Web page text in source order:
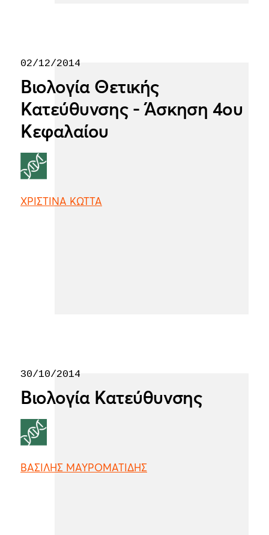
02/12/2014
Βιολογία Θετικής
Κατεύθυνσης - Άσκηση 4ου
Κεφαλαίου
ΧΡΙΣΤΙΝΑ ΚΩΤΤΑ
30/10/2014
Βιολογία Κατεύθυνσης
ΒΑΣΙΛΗΣ ΜΑΥΡΟΜΑΤΙΔΗΣ